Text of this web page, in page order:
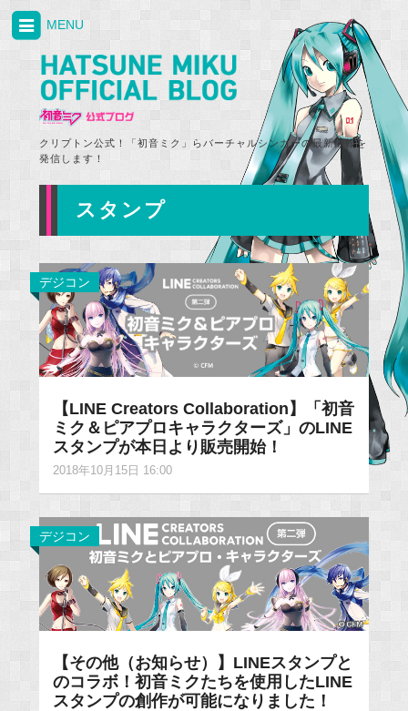
クリプトン公式！「初音ミク」らバーチャルシンガーの最新情報を
発信します！
MENU
スタンプ
デジコン
【LINE Creators Collaboration】「初音
ミク＆ピアプロキャラクターズ」のLINE
スタンプが本日より販売開始！
2018年10月15日 16:00
デジコン
【その他（お知らせ）】LINEスタンプと
のコラボ！初音ミクたちを使用したLINE
スタンプの創作が可能になりました！